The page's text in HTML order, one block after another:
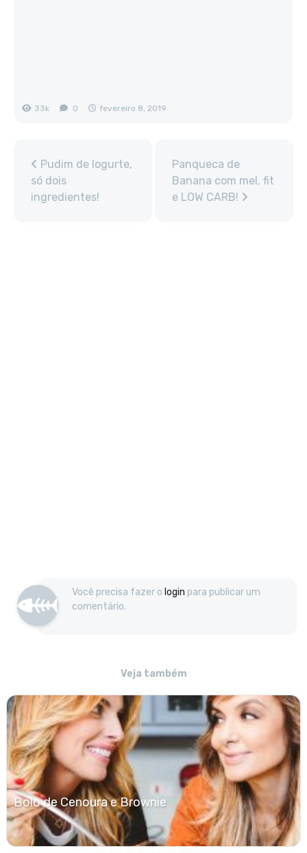
33k 0 fevereiro 8, 2019
Pudim de Iogurte,
só dois
ingredientes!
Panqueca de
Banana com mel, fit
e LOW CARB!
Você precisa fazer o login para publicar um
comentário.
Veja também
Bolo de Cenoura e Brownie